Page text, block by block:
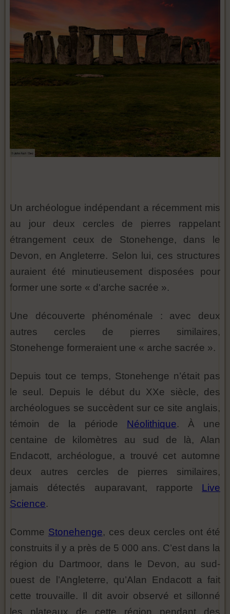
Un archéologue indépendant a récemment mis
au jour deux cercles de pierres rappelant
étrangement ceux de Stonehenge, dans le
Devon, en Angleterre. Selon lui, ces structures
auraient été minutieusement disposées pour
former une sorte « d'arche sacrée ».
Une découverte phénoménale : avec deux
autres cercles de pierres similaires,
Stonehenge formeraient une « arche sacrée ».
Depuis tout ce temps, Stonehenge n’était pas
le seul. Depuis le début du XXe siècle, des
archéologues se succèdent sur ce site anglais,
témoin de la période Néolithique. À une
centaine de kilomètres au sud de là, Alan
Endacott, archéologue, a trouvé cet automne
deux autres cercles de pierres similaires,
jamais détectés auparavant, rapporte Live
Science.
Comme Stonehenge, ces deux cercles ont été
construits il y a près de 5 000 ans. C’est dans la
région du Dartmoor, dans le Devon, au sud-
ouest de l’Angleterre, qu’Alan Endacott a fait
cette trouvaille. Il dit avoir observé et sillonné
les plateaux de cette région pendant des